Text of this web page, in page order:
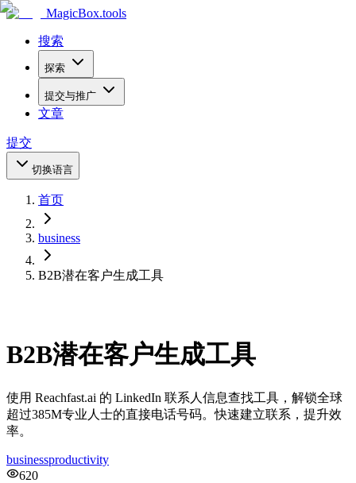
MagicBox.tools
搜索
探索
提交与推广
文章
提交
切换语言
首页
business
B2B潜在客户生成工具
B2B潜在客户生成工具
使用 Reachfast.ai 的 LinkedIn 联系人信息查找工具，解锁全球
超过385M专业人士的直接电话号码。快速建立联系，提升效
率。
businessproductivity
620